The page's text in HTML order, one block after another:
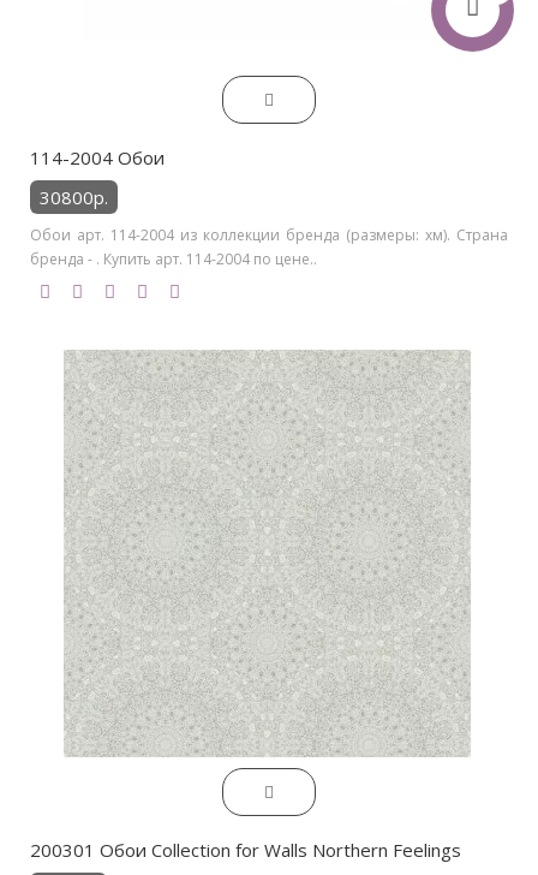
114-2004 Обои
30800р.
Обои арт. 114-2004 из коллекции бренда (размеры: хм). Страна
бренда - . Купить арт. 114-2004 по цене..
200301 Обои Collection for Walls Northern Feelings